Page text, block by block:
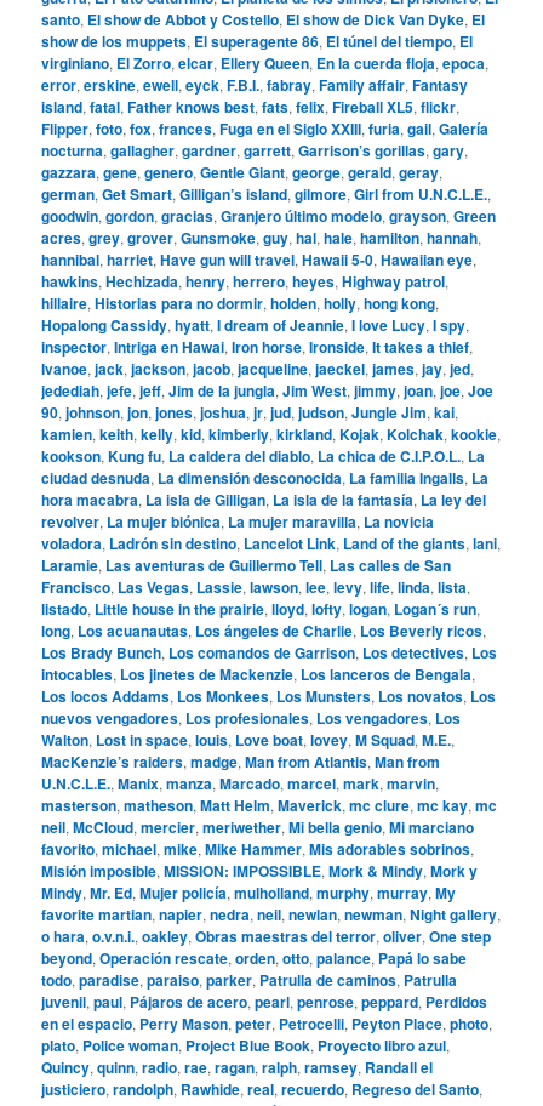
santo, El show de Abbot y Costello, El show de Dick Van Dyke, El
show de los muppets, El superagente 86, El túnel del tiempo, El
virginiano, El Zorro,elcar, Ellery Queen, En la cuerda floja,epoca,
error,erskine,ewell,eyck,F.B.I.,fabray,Family affair,Fantasy
island,fatal,Father knows best,fats,felix,Fireball XL5,flickr,
Flipper,foto,fox,frances,Fuga en el Siglo XXIII,furia,gail,Galería
nocturna,gallagher,gardner,garrett,Garrison’s gorillas,gary,
gazzara,gene,genero,Gentle Giant,george,gerald,geray,
german,Get Smart,Gilligan’s island,gilmore,Girl from U.N.C.L.E.,
goodwin,gordon,gracias,Granjero último modelo,grayson,Green
acres,grey,grover,Gunsmoke,guy,hal,hale,hamilton,hannah,
hannibal,harriet,Have gun will travel,Hawaii 5-0,Hawaiian eye,
hawkins,Hechizada,henry,herrero,heyes,Highway patrol,
hillaire,Historias para no dormir,holden,holly,hong kong,
Hopalong Cassidy,hyatt,I dream of Jeannie,I love Lucy,I spy,
inspector,Intriga en Hawai,Iron horse,Ironside,It takes a thief,
Ivanoe,jack,jackson,jacob,jacqueline,jaeckel,james,jay,jed,
jedediah,jefe,jeff,Jim de la jungla,Jim West,jimmy,joan,joe,Joe
90,johnson,jon,jones,joshua,jr,jud,judson,Jungle Jim,kai,
kamien,keith,kelly,kid,kimberly,kirkland,Kojak,Kolchak,kookie,
kookson,Kung fu, La caldera del diablo, La chica de C.I.P.O.L., La
ciudad desnuda, La dimensión desconocida, La familia Ingalls, La
hora macabra, La isla de Gilligan, La isla de la fantasía, La ley del
revolver, La mujer biónica, La mujer maravilla, La novicia
voladora, Ladrón sin destino, Lancelot Link, Land of the giants,lani,
Laramie, Las aventuras de Guillermo Tell, Las calles de San
Francisco, Las Vegas, Lassie,lawson,lee,levy,life,linda,lista,
listado, Little house in the prairie,lloyd,lofty,logan, Logan´s run,
long, Los acuanautas, Los ángeles de Charlie, Los Beverly ricos,
Los Brady Bunch, Los comandos de Garrison, Los detectives, Los
intocables, Los jinetes de Mackenzie, Los lanceros de Bengala,
Los locos Addams, Los Monkees, Los Munsters, Los novatos, Los
nuevos vengadores, Los profesionales, Los vengadores, Los
Walton, Lost in space,louis, Love boat,lovey,M Squad,M.E.,
MacKenzie’s raiders,madge,Man from Atlantis,Man from
U.N.C.L.E.,Manix,manza,Marcado,marcel,mark,marvin,
masterson,matheson,Matt Helm,Maverick,mc clure,mc kay,mc
neil,McCloud,mercier,meriwether,Mi bella genio,Mi marciano
favorito,michael,mike,Mike Hammer,Mis adorables sobrinos,
Misión imposible,MISSION: IMPOSSIBLE,Mork & Mindy,Mork y
Mindy,Mr. Ed,Mujer policía,mulholland,murphy,murray,My
favorite martian,napier,nedra,neil,newlan,newman,Night gallery,
o hara,o.v.n.i.,oakley,Obras maestras del terror,oliver,One step
beyond,Operación rescate,orden,otto,palance, Papá lo sabe
todo,paradise,paraiso,parker, Patrulla de caminos, Patrulla
juvenil,paul, Pájaros de acero,pearl,penrose,peppard, Perdidos
en el espacio, Perry Mason,peter, Petrocelli, Peyton Place,photo,
plato, Police woman, Project Blue Book, Proyecto libro azul,
Quincy,quinn,radio,rae,ragan,ralph,ramsey, Randall el
justiciero,randolph, Rawhide,real,recuerdo, Regreso del Santo,